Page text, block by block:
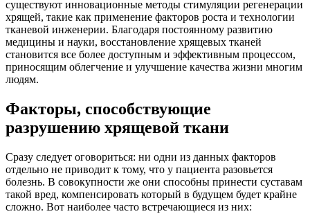
существуют инновационные методы стимуляции регенерации
хрящей, такие как применение факторов роста и технологии
тканевой инженерии. Благодаря постоянному развитию
медицины и науки, восстановление хрящевых тканей
становится все более доступным и эффективным процессом,
приносящим облегчение и улучшение качества жизни многим
людям.
Факторы, способствующие
разрушению хрящевой ткани
Сразу следует оговориться: ни одни из данных факторов
отдельно не приводит к тому, что у пациента разовьется
болезнь. В совокупности же они способны принести суставам
такой вред, компенсировать который в будущем будет крайне
сложно. Вот наиболее часто встречающиеся из них: